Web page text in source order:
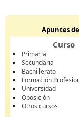
Apuntes
Curso
Primaria
Secundaria
Bachillerato
Formación
Universidad
Oposición
Otros cursos